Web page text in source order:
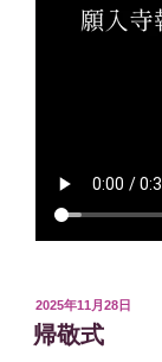
投
稿
日:
2025年11月28日
帰敬式